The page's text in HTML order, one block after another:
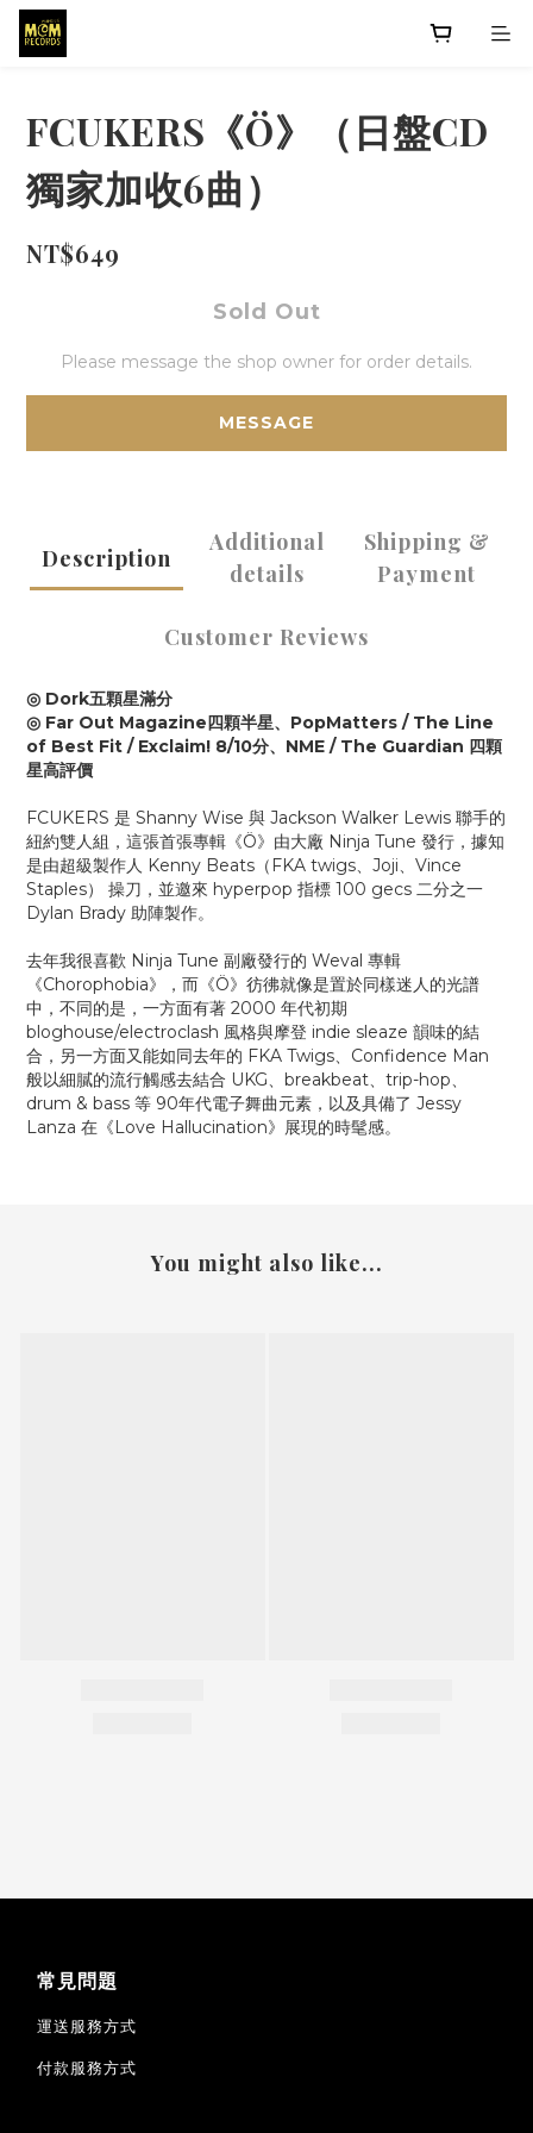
FCUKERS《Ö》（日盤CD
獨家加收6曲）
NT$649
Sold Out
Please message the shop owner for order details.
MESSAGE
Description
Additional
details
Shipping &
Payment
Customer Reviews
◎ Dork五顆星滿分
◎ Far Out Magazine四顆半星、PopMatters / The Line
of Best Fit / Exclaim! 8/10分、NME / The Guardian 四顆
星高評價
FCUKERS 是 Shanny Wise 與 Jackson Walker Lewis 聯手的
紐約雙人組，這張首張專輯《Ö》由大廠 Ninja Tune 發行，據知
是由超級製作人 Kenny Beats（FKA twigs、Joji、Vince
Staples） 操刀，並邀來 hyperpop 指標 100 gecs 二分之一
Dylan Brady 助陣製作。
去年我很喜歡 Ninja Tune 副廠發行的 Weval 專輯
《Chorophobia》，而《Ö》彷彿就像是置於同樣迷人的光譜
中，不同的是，一方面有著 2000 年代初期
bloghouse/electroclash 風格與摩登 indie sleaze 韻味的結
合，另一方面又能如同去年的 FKA Twigs、Confidence Man
般以細膩的流行觸感去結合 UKG、breakbeat、trip-hop、
drum & bass 等 90年代電子舞曲元素，以及具備了 Jessy
Lanza 在《Love Hallucination》展現的時髦感。
You might also like...
常見問題
運送服務方式
付款服務方式